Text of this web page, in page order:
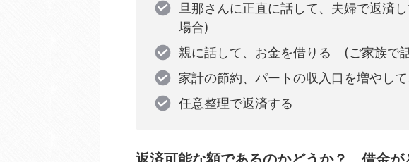
旦那さんに正直に話して、夫婦で返済
場合)
親に話して、お金を借りる (ご家族で
家計の節約、パートの収入口を増やし
任意整理で返済する